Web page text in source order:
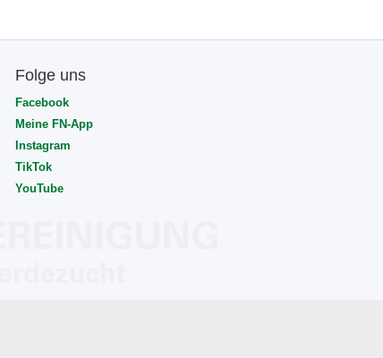
Folge uns
Facebook
Meine FN-App
Instagram
TikTok
YouTube